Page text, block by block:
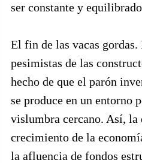
ser constante y
El fin de las vacas gordas.
pesimistas de las
hecho de que el parón
se produce en un entorno
vislumbra cercano. Así, la
crecimiento de la
la afluencia de fondos